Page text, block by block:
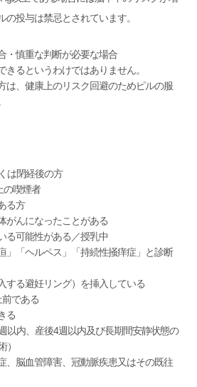
投与は禁忌とされています。
・慎重な判断が必要な場合
きるというわけではありません。
は、健康上のリスク回避のためピルの服
は閉経後の方
の喫煙者
る方
がんになったことがある
る可能性がある／授乳中
」「ヘルペス」「持続性掻痒症」と診断
する避妊リング）を挿入している
前である
る
以内、産後4週以内及び長期間安静状態の
）
、脳血管障害、冠動脈疾患又はその既往